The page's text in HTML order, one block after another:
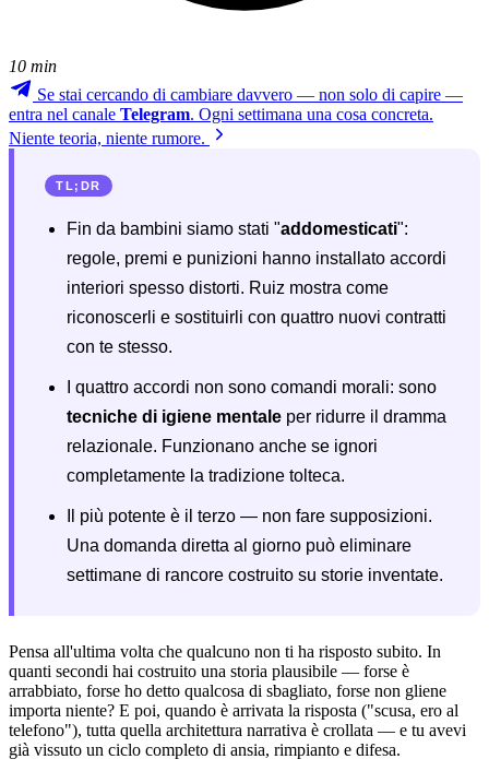
10 min
Se stai cercando di cambiare davvero — non solo di capire —
entra nel canale Telegram. Ogni settimana una cosa concreta.
Niente teoria, niente rumore.
TL;DR
Fin da bambini siamo stati "addomesticati":
regole, premi e punizioni hanno installato accordi
interiori spesso distorti. Ruiz mostra come
riconoscerli e sostituirli con quattro nuovi contratti
con te stesso.
I quattro accordi non sono comandi morali: sono
tecniche di igiene mentale per ridurre il dramma
relazionale. Funzionano anche se ignori
completamente la tradizione tolteca.
Il più potente è il terzo — non fare supposizioni.
Una domanda diretta al giorno può eliminare
settimane di rancore costruito su storie inventate.
Pensa all'ultima volta che qualcuno non ti ha risposto subito. In
quanti secondi hai costruito una storia plausibile — forse è
arrabbiato, forse ho detto qualcosa di sbagliato, forse non gliene
importa niente? E poi, quando è arrivata la risposta ("scusa, ero al
telefono"), tutta quella architettura narrativa è crollata — e tu avevi
già vissuto un ciclo completo di ansia, rimpianto e difesa.